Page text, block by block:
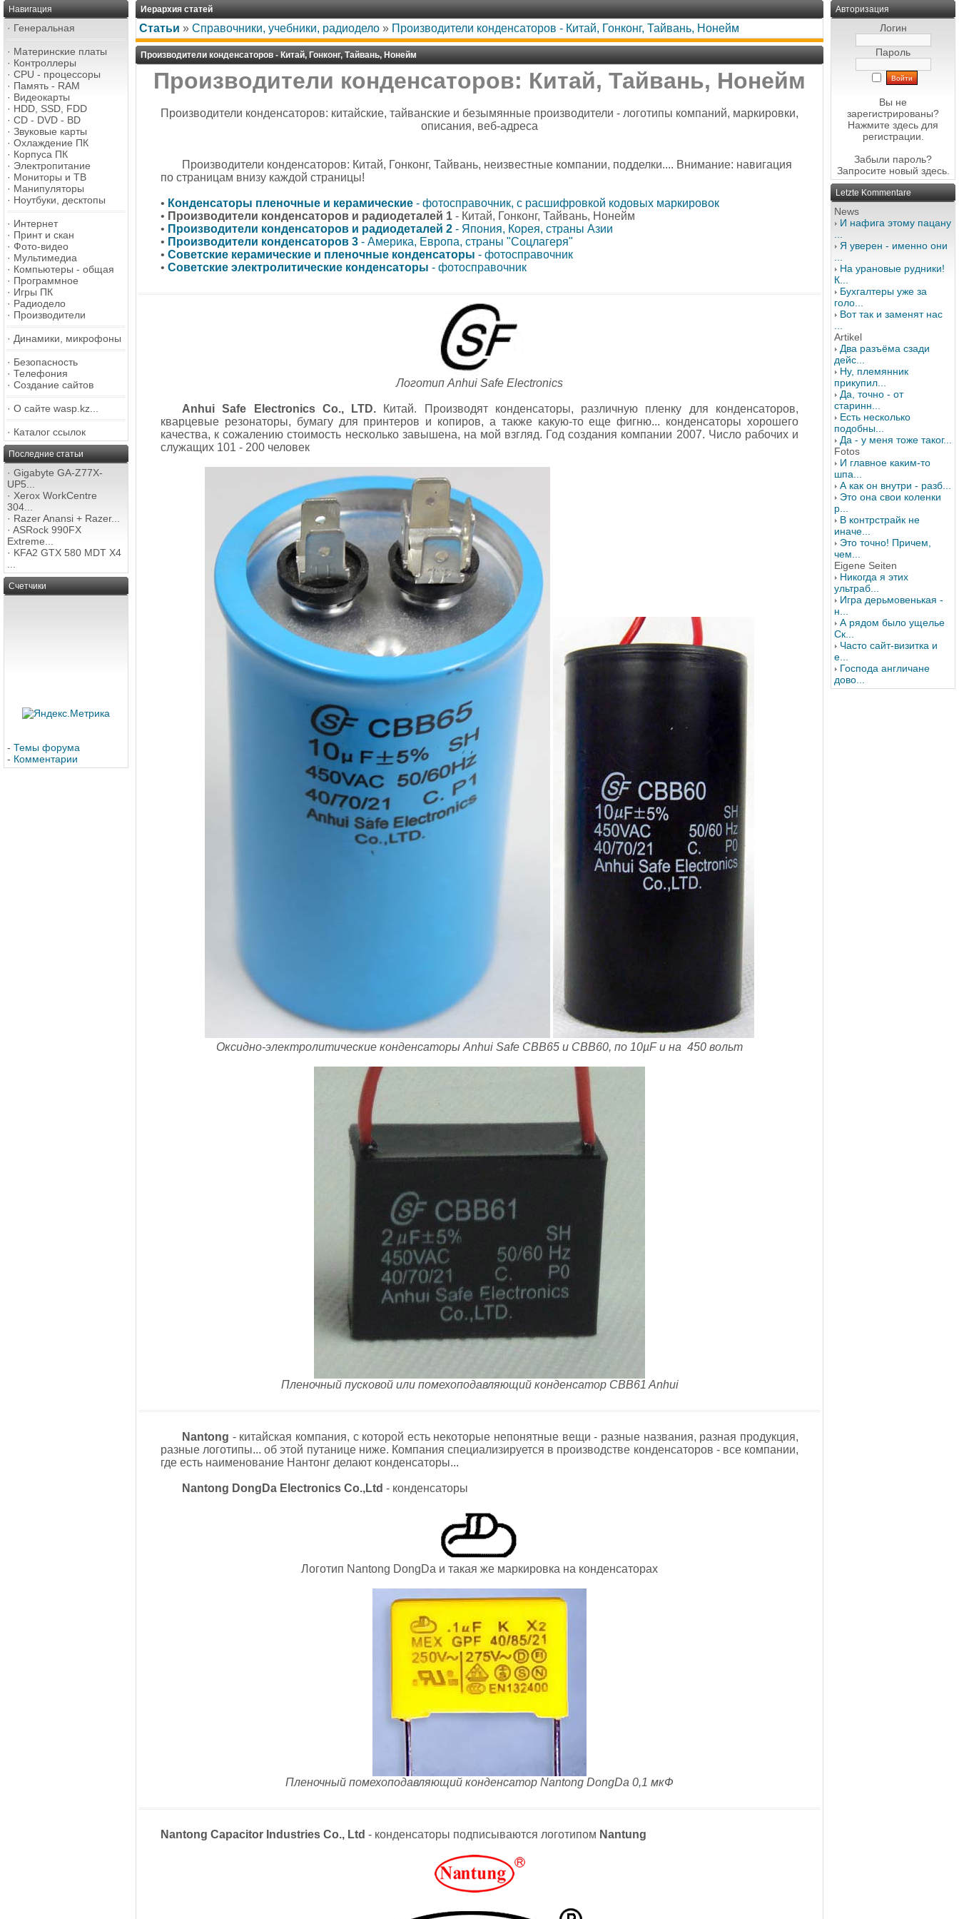
Навигация
· Генеральная
· Материнские платы
· Контроллеры
· CPU - процессоры
· Память - RAM
· Видеокарты
· HDD, SSD, FDD
· CD - DVD - BD
· Звуковые карты
· Охлаждение ПК
· Корпуса ПК
· Электропитание
· Мониторы и ТВ
· Манипуляторы
· Ноутбуки, десктопы
· Интернет
· Принт и скан
· Фото-видео
· Мультимедиа
· Компьютеры - общая
· Программное
· Игры ПК
· Радиодело
· Производители
· Динамики, микрофоны
· Безопасность
· Телефония
· Создание сайтов
· О сайте wasp.kz...
· Каталог ссылок
Последние статьи
· Gigabyte GA-Z77X-
UP5...
· Xerox WorkCentre
304...
· Razer Anansi + Razer...
· ASRock 990FX
Extreme...
· KFA2 GTX 580 MDT X4
Счетчики
- Темы форума
- Комментарии
Иерархия статей
Статьи » Справочники, учебники, радиодело » Производители конденсаторов - Китай, Гонконг, Тайвань, Нонейм
Производители конденсаторов - Китай, Гонконг, Тайвань, Нонейм
Производители конденсаторов: Китай, Тайвань, Нонейм
Производители конденсаторов: китайские, тайванские и безымянные производители - логотипы компаний, маркировки,
описания, веб-адреса
Производители конденсаторов: Китай, Гонконг, Тайвань, неизвестные компании, подделки.... Внимание: навигация
по страницам внизу каждой страницы!
• Конденсаторы пленочные и керамические - фотосправочник, с расшифровкой кодовых маркировок
• Производители конденсаторов и радиодеталей 1 - Китай, Гонконг, Тайвань, Нонейм
• Производители конденсаторов и радиодеталей 2 - Япония, Корея, страны Азии
• Производители конденсаторов 3 - Америка, Европа, страны "Соцлагеря"
• Советские керамические и пленочные конденсаторы - фотосправочник
• Советские электролитические конденсаторы - фотосправочник
Логотип Anhui Safe Electronics
Anhui Safe Electronics Co., LTD. Китай. Производят конденсаторы, различную пленку для конденсаторов,
кварцевые резонаторы, бумагу для принтеров и копиров, а также какую-то еще фигню... конденсаторы хорошего
качества, к сожалению стоимость несколько завышена, на мой взгляд. Год создания компании 2007. Число рабочих и
служащих 101 - 200 человек
Оксидно-электролитические конденсаторы Anhui Safe CBB65 и CBB60, по 10µF и на 450 вольт
Пленочный пусковой или помехоподавляющий конденсатор CBB61 Anhui
Nantong - китайская компания, с которой есть некоторые непонятные вещи - разные названия, разная продукция,
разные логотипы... об этой путанице ниже. Компания специализируется в производстве конденсаторов - все компании,
где есть наименование Нантонг делают конденсаторы...
Nantong DongDa Electronics Co.,Ltd - конденсаторы
Логотип Nantong DongDa и такая же маркировка на конденсаторах
Пленочный помехоподавляющий конденсатор Nantong DongDa 0,1 мкФ
Nantong Capacitor Industries Co., Ltd - конденсаторы подписываются логотипом Nantung
Авторизация
Логин
Пароль
Вы не
зарегистрированы?
Нажмите здесь для
регистрации.
Забыли пароль?
Запросите новый здесь.
Letzte Kommentare
News
И нафига этому пацану
Я уверен - именно они
На урановые рудники!
К...
Бухгалтеры уже за
голо...
Вот так и заменят нас
Artikel
Два разъёма сзади
дейс...
Ну, племянник
прикупил...
Да, точно - от
старинн...
Есть несколько
подобны...
Да - у меня тоже таког...
Fotos
И главное каким-то
шпа...
А как он внутри - разб...
Это она свои коленки
р...
В контрстрайк не
иначе...
Это точно! Причем,
чем...
Eigene Seiten
Никогда я этих
ультраб...
Игра дерьмовенькая -
н...
А рядом было ущелье
Ск...
Часто сайт-визитка и
е...
Господа англичане
дово...